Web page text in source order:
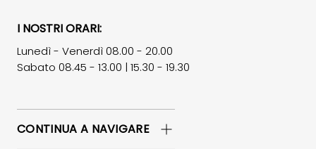
I NOSTRI ORARI:
Lunedì - Venerdì 08.00 - 20.00
Sabato 08.45 - 13.00 | 15.30 - 19.30
CONTINUA A NAVIGARE